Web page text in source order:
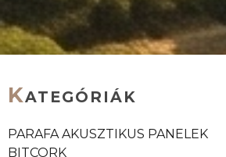
KATEGÓRIÁK
PARAFA AKUSZTIKUS PANELEK
BITCORK